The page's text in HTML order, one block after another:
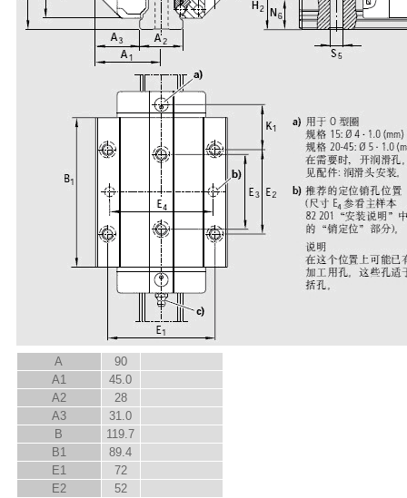
A
90
A1
45.0
A2
28
A3
31.0
B
119.7
B1
89.4
E1
72
E2
52